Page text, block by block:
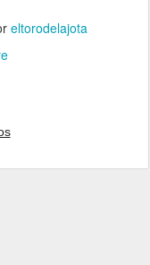
eltorodelajota